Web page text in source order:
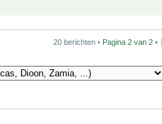
20 berichten • Pagina 2 van 2 •